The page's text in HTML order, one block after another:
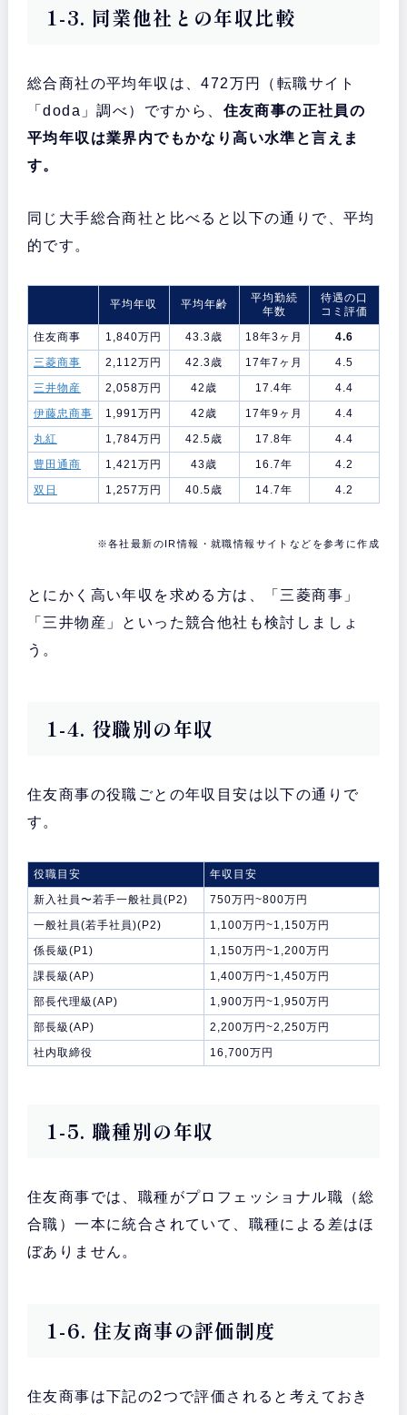
1-3. 同業他社との年収比較
総合商社の平均年収は、472万円（転職サイト
「doda」調べ）ですから、 住友商事の正社員の
平均年収は業界内でもかなり高い水準と言えま
す。
同じ大手総合商社と比べると以下の通りで、平均
的です。
平均年収 平均年齢
平均勤続
年数
待遇の口
コミ評価
住友商事
1,840万円 43.3歳 18年3ヶ月
4.6
三菱商事
2,112万円 42.3歳 17年7ヶ月
4.5
三井物産
2,058万円 42歳 17.4年
4.4
伊藤忠商事
1,991万円 42歳 17年9ヶ月
4.4
丸紅
1,784万円 42.5歳 17.8年
4.4
豊田通商
1,421万円 43歳 16.7年
4.2
双日
1,257万円 40.5歳 14.7年 4.2
※各社最新のIR情報・就職情報サイトなどを参考に作成
とにかく高い年収を求める方は、「三菱商事」
「三井物産」といった競合他社も検討しましょ
う。
1-4. 役職別の年収
住友商事の役職ごとの年収目安は以下の通りで
す。
役職目安
年収目安
新入社員〜若手一般社員(P2)
750万円~800万円
一般社員(若手社員)(P2)
1,100万円~1,150万円
係長級(P1)
1,150万円~1,200万円
課長級(AP)
1,400万円~1,450万円
部長代理級(AP)
1,900万円~1,950万円
部長級(AP)
2,200万円~2,250万円
社内取締役
16,700万円
1-5. 職種別の年収
住友商事では、職種がプロフェッショナル職（総
合職）一本に統合されていて、職種による差はほ
ぼありません。
1-6. 住友商事の評価制度
住友商事は下記の2つで評価されると考えておき